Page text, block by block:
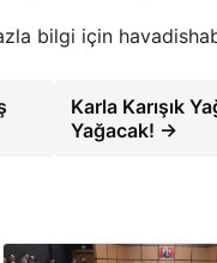
bilgi için
Karla Karışık
Yağacak! →